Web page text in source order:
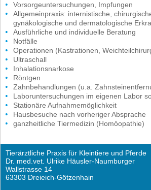
Vorsorgeuntersuchungen, Impfungen
Allgemeinpraxis: internistische,
gynäkologische und dermatologische
Ausführliche und individuelle Beratung
Notfälle
Operationen (Kastrationen,
Ultraschall
Inhalationsnarkose
Röntgen
Zahnbehandlungen (u.a.
Laboruntersuchungen im eigenen Labor
Stationäre Aufnahmemöglichkeit
Hausbesuche nach vorheriger Absprache
ganzheitliche Tiermedizin (Homöopathie)
Tierärztliche Praxis für Kleintiere und Pferde
Dr. med.vet. Ulrike Häusler-Naumburger
Wallstrasse 14
63303 Dreieich-Götzenhain